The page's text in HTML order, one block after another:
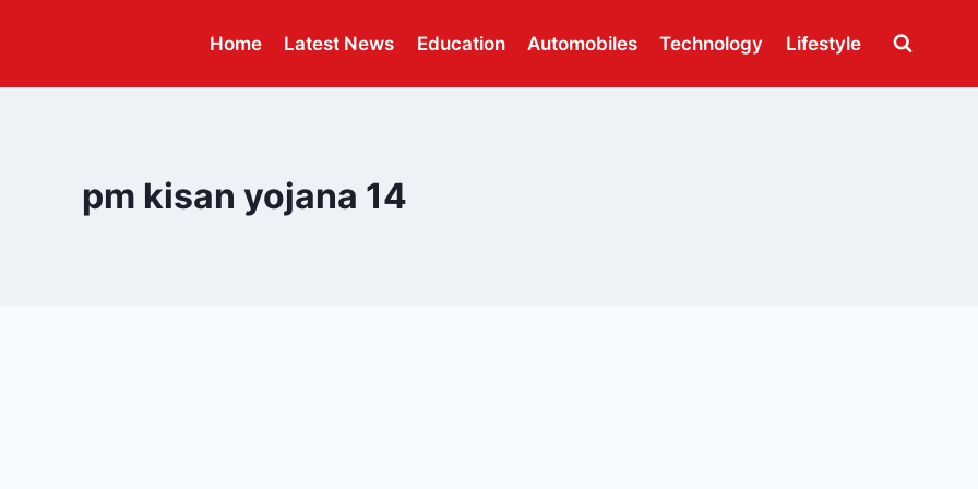
Home Latest News Education Automobiles Technology Lifestyle
pm kisan yojana 14